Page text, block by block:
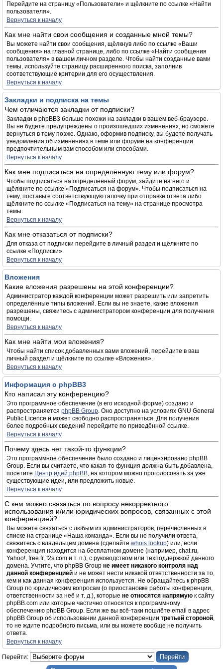
Перейдите на страницу «Пользователи» и щёлкните по ссылке «Найти
пользователя».
Вернуться к началу
Как мне найти свои сообщения и созданные мной темы?
Вы можете найти свои сообщения, щёлкнув либо по ссылке «Ваши
сообщения» на главной странице, либо по ссылке «Найти сообщения
пользователя» в вашем личном разделе. Чтобы найти созданные вами
темы, используйте страницу расширенного поиска, заполнив
соответствующие критерии для его осуществления.
Вернуться к началу
Закладки и подписка на темы
Чем отличаются закладки от подписки?
Закладки в phpBB3 больше похожи на закладки в вашем веб-браузере.
Вы не будете предупреждены о произошедших изменениях, но сможете
вернуться в тему позже. Однако, оформив подписку, вы будете получать
уведомления об изменениях в теме или форуме на конференции
предпочтительным вам способом или способами.
Вернуться к началу
Как мне подписаться на определённую тему или форум?
Чтобы подписаться на определённый форум, зайдите на него и
щёлкните по ссылке «Подписаться на форум». Чтобы подписаться на
тему, поставьте соответствующую галочку при отправке ответа либо
щёлкните по ссылке «Подписаться на тему» на странице просмотра
темы.
Вернуться к началу
Как мне отказаться от подписки?
Для отказа от подписки перейдите в личный раздел и щёлкните по
ссылке «Подписки».
Вернуться к началу
Вложения
Какие вложения разрешены на этой конференции?
Администратор каждой конференции может разрешить или запретить
определённые типы вложений. Если вы не знаете, какие вложения
разрешены, свяжитесь с администратором конференции для получения
помощи.
Вернуться к началу
Как мне найти мои вложения?
Чтобы найти список добавленных вами вложений, перейдите в ваш
личный раздел и щёлкните по ссылке «Вложения».
Вернуться к началу
Информация о phpBB3
Кто написал эту конференцию?
Это программное обеспечение (в его исходной форме) создано и
распространяется phpBB Group. Оно доступно на условиях GNU General
Public Licence и может свободно распространяться. Для получения
более подробных сведений перейдите по приведённой ссылке.
Вернуться к началу
Почему здесь нет такой-то функции?
Это программное обеспечение было создано и лицензировано phpBB
Group. Если вы считаете, что какая-то функция должна быть добавлена,
посетите Центр идей phpBB, на котором можно проголосовать за уже
существующие идеи, или предложить новые.
Вернуться к началу
С кем можно связаться по вопросу некорректного
использования и/или юридических вопросов, связанных с этой
конференцией?
Вы можете связаться с любым из администраторов, перечисленных в
списке на странице «Наша команда». Если вы не получили ответа,
свяжитесь с владельцем домена (сделайте whois lookup) или, если
конференция находится на бесплатном домене (например, chat.ru,
Yahoo!, free.fr, f2s.com и т. п.), с руководством или техподдержкой данного
домена. Учтите, что phpBB Group не имеет никакого контроля над
данной конференцией и не может нести никакой ответственности за то,
кем и как данная конференция используется. Не обращайтесь к phpBB
Group по юридическим вопросам (о приостановке работы конференции,
ответственности за неё и т. д.), которые не относятся напрямую к сайту
phpBB.com или которые частично относятся к программному
обеспечению phpBB Group. Если же вы всё-таки пошлёте email в адрес
phpBB Group об использовании данной конференции третьей стороной,
то не ждите подробного письма, или вы можете вообще не получить
ответа.
Вернуться к началу
Перейти: